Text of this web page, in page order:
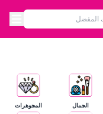
الجمال المجوهرات